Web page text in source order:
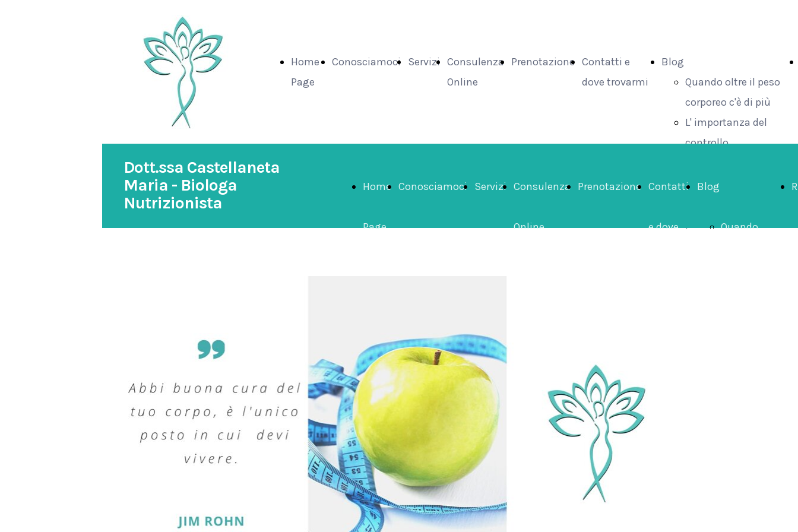
Home
Page
Conosciamoci Servizi Consulenza
Online
Prenotazione Contatti e
dove trovarmi
Blog
Quando oltre il peso
corporeo c'è di più
L' importanza del
controllo
grande errore!
per l'autunno
Dott.ssa Castellaneta
Maria - Biologa
Nutrizionista
Home
Page
Conosciamoci Servizi Consulenza
Online
Prenotazione Contatti
e dove
Blog
Quando